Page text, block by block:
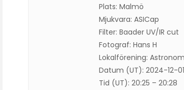
Plats: Malmö
Mjukvara: ASICap
Filter: Baader UV/IR cut
Fotograf: Hans H
Lokalförening:
Datum (UT): 2024-12-01
Tid (UT): 20:25 – 20:28